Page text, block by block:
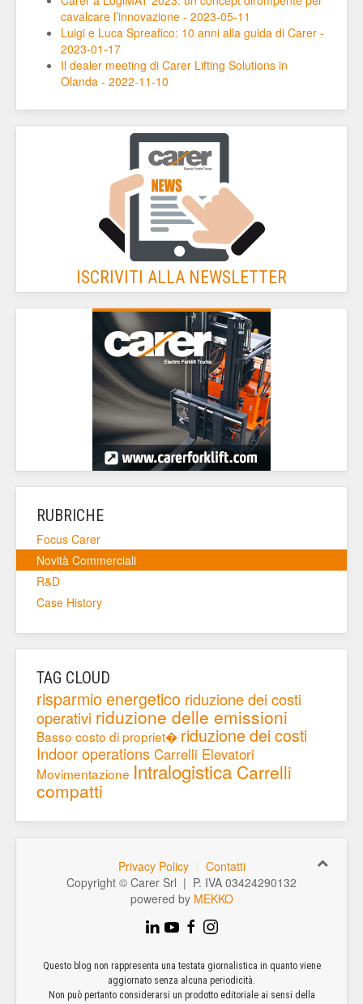
cavalcare l’innovazione - 2023-05-11
Luigi e Luca Spreafico: 10 anni alla guida di Carer -
2023-01-17
Il dealer meeting di Carer Lifting Solutions in
Olanda - 2022-11-10
ISCRIVITI ALLA NEWSLETTER
RUBRICHE
Focus Carer
Novità Commerciali
R&D
Case History
TAG CLOUD
risparmio energetico riduzione dei costi
operativi riduzione delle emissioni
Basso costo di propriet� riduzione dei costi
Indoor operations Carrelli Elevatori
Movimentazione Intralogistica Carrelli
compatti
Privacy Policy
Contatti
Copyright © Carer Srl | P. IVA 03424290132
powered by MEKKO
Questo blog non rappresenta una testata giornalistica in quanto viene
aggiornato senza alcuna periodicità.
Non può pertanto considerarsi un prodotto editoriale ai sensi della